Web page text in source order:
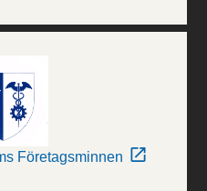
Företagsminnen